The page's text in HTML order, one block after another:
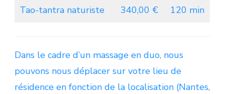
Tao-tantra naturiste 340,00 € 120 min
Dans le cadre d’un massage en duo, nous
pouvons nous déplacer sur votre lieu de
résidence en fonction de la localisation (Nantes,